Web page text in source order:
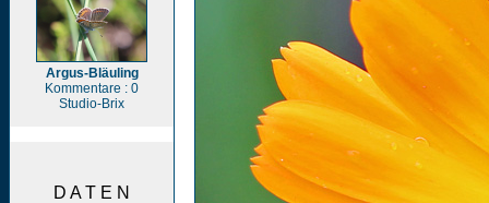
Argus-Bläuling
Kommentare : 0
Studio-Brix
D A T E N